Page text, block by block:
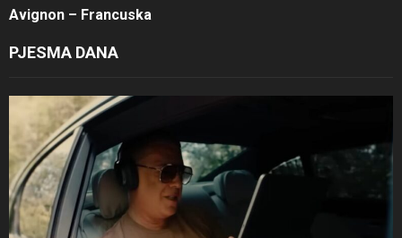
Avignon – Francuska
PJESMA DANA